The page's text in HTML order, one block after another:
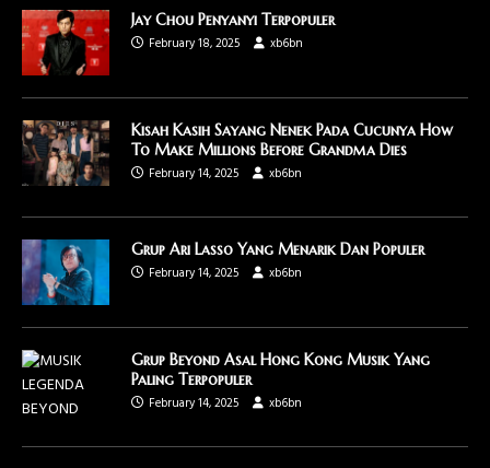
Jay Chou Penyanyi Terpopuler
February 18, 2025
xb6bn
Kisah Kasih Sayang Nenek Pada Cucunya How
To Make Millions Before Grandma Dies
February 14, 2025
xb6bn
Grup Ari Lasso Yang Menarik Dan Populer
February 14, 2025
xb6bn
Grup Beyond Asal Hong Kong Musik Yang
Paling Terpopuler
February 14, 2025
xb6bn